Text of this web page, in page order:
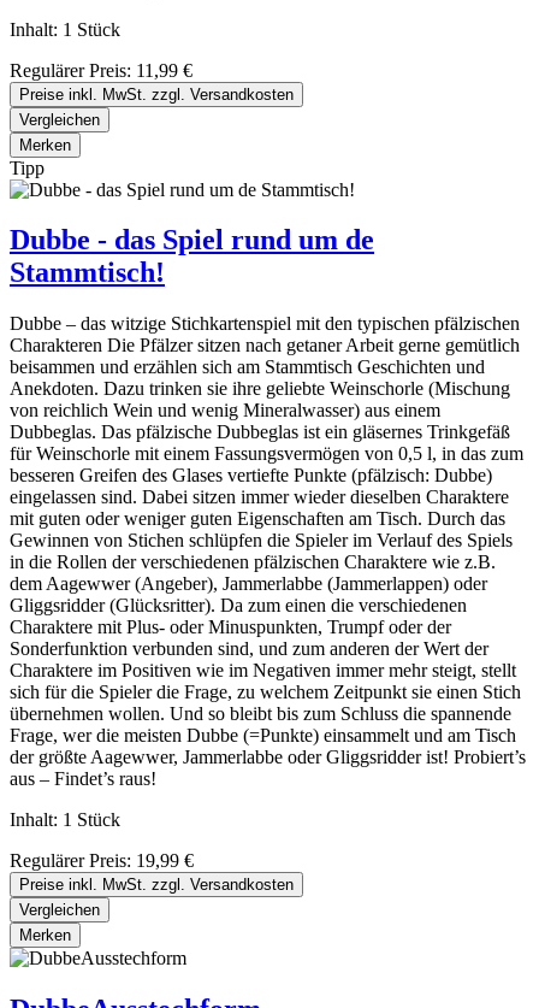
Inhalt: 1 Stück
Regulärer Preis: 11,99 €
Preise inkl. MwSt. zzgl. Versandkosten
Vergleichen
Merken
Tipp
Dubbe - das Spiel rund um de
Stammtisch!
Dubbe – das witzige Stichkartenspiel mit den typischen pfälzischen
Charakteren Die Pfälzer sitzen nach getaner Arbeit gerne gemütlich
beisammen und erzählen sich am Stammtisch Geschichten und
Anekdoten. Dazu trinken sie ihre geliebte Weinschorle (Mischung
von reichlich Wein und wenig Mineralwasser) aus einem
Dubbeglas. Das pfälzische Dubbeglas ist ein gläsernes Trinkgefäß
für Weinschorle mit einem Fassungsvermögen von 0,5 l, in das zum
besseren Greifen des Glases vertiefte Punkte (pfälzisch: Dubbe)
eingelassen sind. Dabei sitzen immer wieder dieselben Charaktere
mit guten oder weniger guten Eigenschaften am Tisch. Durch das
Gewinnen von Stichen schlüpfen die Spieler im Verlauf des Spiels
in die Rollen der verschiedenen pfälzischen Charaktere wie z.B.
dem Aagewwer (Angeber), Jammerlabbe (Jammerlappen) oder
Gliggsridder (Glücksritter). Da zum einen die verschiedenen
Charaktere mit Plus- oder Minuspunkten, Trumpf oder der
Sonderfunktion verbunden sind, und zum anderen der Wert der
Charaktere im Positiven wie im Negativen immer mehr steigt, stellt
sich für die Spieler die Frage, zu welchem Zeitpunkt sie einen Stich
übernehmen wollen. Und so bleibt bis zum Schluss die spannende
Frage, wer die meisten Dubbe (=Punkte) einsammelt und am Tisch
der größte Aagewwer, Jammerlabbe oder Gliggsridder ist! Probiert’s
aus – Findet’s raus!
Inhalt: 1 Stück
Regulärer Preis: 19,99 €
Preise inkl. MwSt. zzgl. Versandkosten
Vergleichen
Merken